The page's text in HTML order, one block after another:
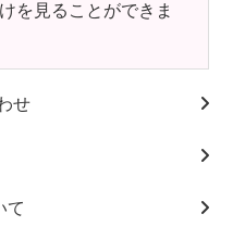
を見ることができま
せ
て